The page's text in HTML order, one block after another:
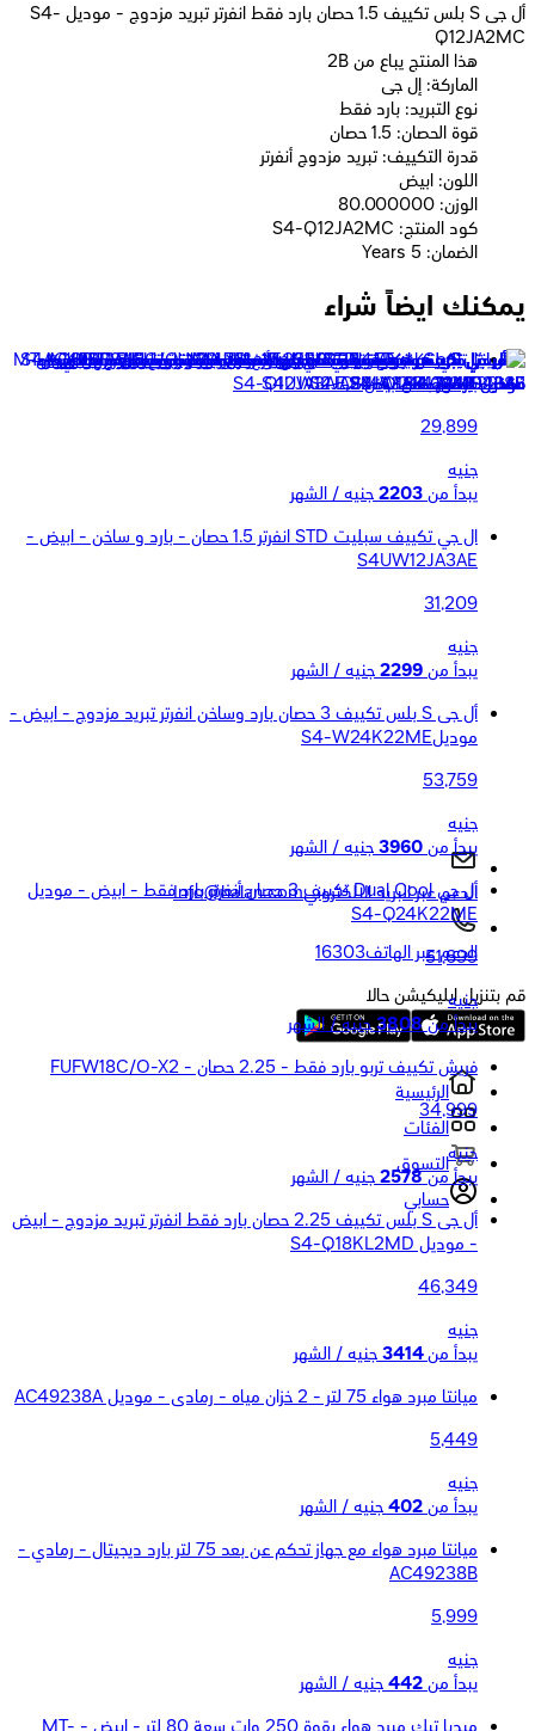
أل جى S بلس تكييف 1.5 حصان بارد فقط انفرتر تبريد مزدوج - موديل S4-
Q12JA2MC
2B هذا المنتج يباع من
الماركة: إل جى
نوع التبريد: بارد فقط
قوة الحصان: 1.5 حصان
قدرة التكييف: تبريد مزدوج أنفرتر
اللون: ابيض
الوزن: 80.000000
كود المنتج: S4-Q12JA2MC
الضمان: 5 Years
يمكنك ايضاً شراء
ال جي تكييف هواء قياسي مزدوج التبريد سبليت - انفرتر 1.5 حصان
بارد فقط - ابيض - S4-Q12JA3AE
29,899
جنيه
يبدأ من 2203 جنيه / الشهر
ال جي تكييف سبليت STD انفرتر 1.5 حصان - بارد و ساخن - ابيض -
S4UW12JA3AE
31,209
جنيه
يبدأ من 2299 جنيه / الشهر
أل جى S بلس تكييف 3 حصان بارد وساخن انفرتر تبريد مزدوج - ابيض -
موديلS4-W24K22ME
53,759
جنيه
يبدأ من 3960 جنيه / الشهر
أل جي Dual Cool تكييف 3 حصان أنفرتر بارد فقط - ابيض - موديل
S4-Q24K22ME
51,699
جنيه
يبدأ من 3808 جنيه / الشهر
فريش تكييف تربو بارد فقط - 2.25 حصان - FUFW18C/O-X2
34,999
جنيه
يبدأ من 2578 جنيه / الشهر
أل جى S بلس تكييف 2.25 حصان بارد فقط انفرتر تبريد مزدوج - ابيض
- موديل S4-Q18KL2MD
46,349
جنيه
يبدأ من 3414 جنيه / الشهر
ميانتا مبرد هواء 75 لتر - 2 خزان مياه - رمادى - موديل AC49238A
5,449
جنيه
يبدأ من 402 جنيه / الشهر
ميانتا مبرد هواء مع جهاز تحكم عن بعد 75 لتر بارد ديجيتال - رمادي -
AC49238B
5,999
جنيه
يبدأ من 442 جنيه / الشهر
الدعم عبر البريد الالكترونيInfo@halan.com
الدعم عبر الهاتف16303
قم بتنزيل ابليكيشن حالا
الرئيسية
الفئات
التسوق
حسابي